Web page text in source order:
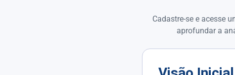
Cadastre-se e acesse
aprofundar a